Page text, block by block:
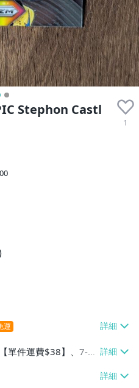
Stephon Castl
1
運
單件運費$38】、7-EL
件運費$38】、郵局掛